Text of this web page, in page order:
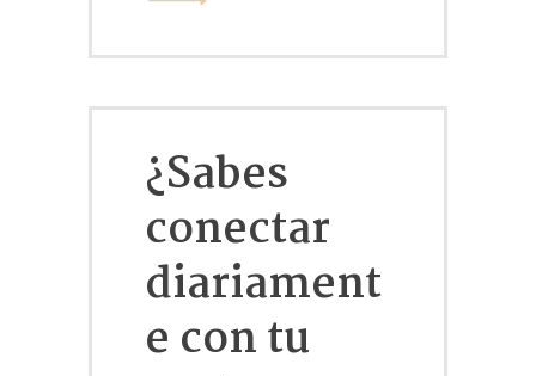
¿Sabes
conectar
diariament
e con tu